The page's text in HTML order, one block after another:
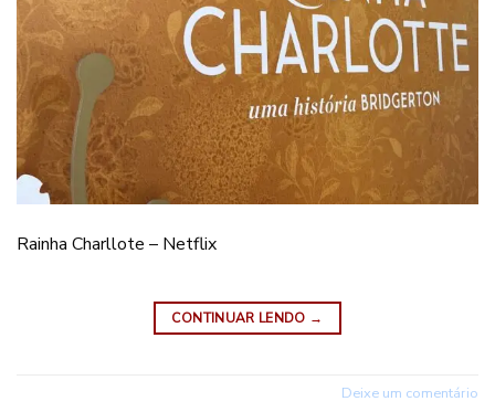
Rainha Charllote – Netflix
CONTINUAR LENDO →
Deixe um comentário